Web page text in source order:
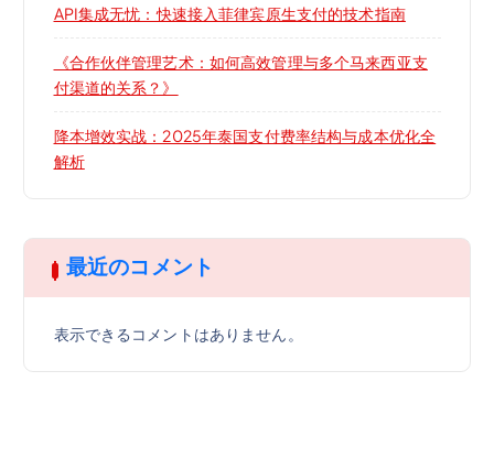
API集成无忧：快速接入菲律宾原生支付的技术指南
《合作伙伴管理艺术：如何高效管理与多个马来西亚支
付渠道的关系？》
降本增效实战：2025年泰国支付费率结构与成本优化全
解析
最近のコメント
表示できるコメントはありません。